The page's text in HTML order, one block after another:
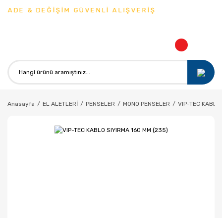
& DEĞİŞİM GÜVENLİ ALIŞVERİŞ
Anasayfa EL ALETLERİ PENSELER MONO PENSELER VIP-TEC